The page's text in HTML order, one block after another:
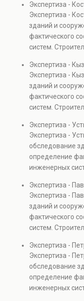
элементов и
Услуга
капитальном
также при
проверках.
Экспертиза -
Экспертиза -
зданий и
фактического
систем.
элементов и
Услуга
капитальном
также при
проверках.
Экспертиза -
Экспертиза -
зданий и
фактического
систем.
элементов и
Услуга
капитальном
также при
проверках.
Экспертиза -
Экспертиза -
обследование
определение
инженерных
прочности
безопасности.
недвижимости,
объектов, а
технических
Экспертиза -
Экспертиза -
зданий и
фактического
систем.
элементов и
Услуга
капитальном
также при
проверках.
Экспертиза -
Экспертиза -
обследование
определение
инженерных